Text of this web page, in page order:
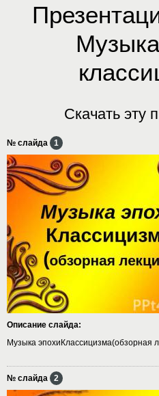
Скачать эту
№ слайда 1
Описание слайда:
Музыка эпохиКлассицизма(обзорная
№ слайда 2